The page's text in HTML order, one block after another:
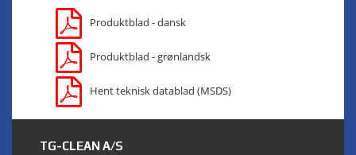
Produktblad - dansk
Produktblad - grønlandsk
Hent teknisk datablad (MSDS)
TG-CLEAN A/S